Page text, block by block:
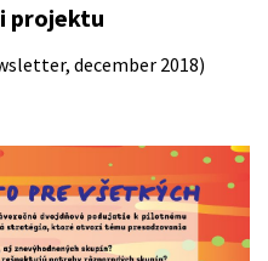
projektu
december 2018)